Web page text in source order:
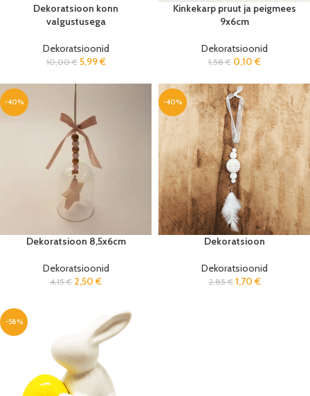
Dekoratsioon konn
valgustusega
Dekoratsioonid
10,00€ 5,99€
Kinkekarp pruut ja peigmees
9x6cm
Dekoratsioonid
1,58€ 0,10 €
-40%
Dekoratsioon 8,5x6cm
Dekoratsioonid
4,15€ 2,50 €
-40%
Dekoratsioon
Dekoratsioonid
2,85€ 1,70 €
-58%